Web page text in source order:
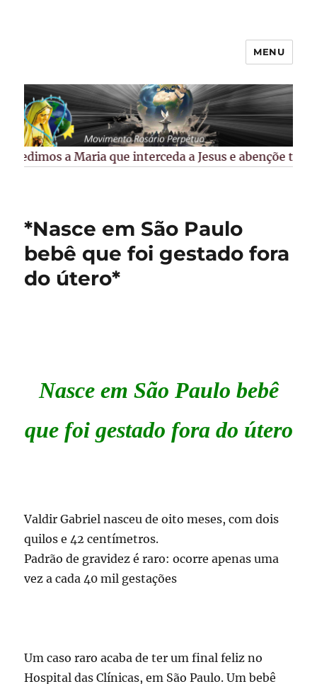
Guarapuava/PR
MENU
Pedimos a Maria que interceda a Jesus e abençõe
*Nasce em São Paulo
bebê que foi gestado fora
do útero*
Nasce em São Paulo bebê
que foi gestado fora do útero
Valdir Gabriel nasceu de oito meses, com dois
quilos e 42 centímetros.
Padrão de gravidez é raro: ocorre apenas uma
vez a cada 40 mil gestações
Um caso raro acaba de ter um final feliz no
Hospital das Clínicas, em São Paulo. Um bebê